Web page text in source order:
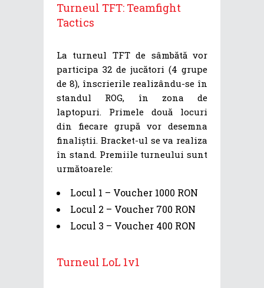
Turneul TFT: Teamfight
Tactics
La turneul TFT de sâmbătă vor
participa 32 de jucători (4 grupe
de 8), înscrierile realizându-se în
standul ROG, în zona de
laptopuri. Primele două locuri
din fiecare grupă vor desemna
finaliștii. Bracket-ul se va realiza
în stand. Premiile turneului sunt
următoarele:
Locul 1 – Voucher 1000 RON
Locul 2 – Voucher 700 RON
Locul 3 – Voucher 400 RON
Turneul LoL 1v1